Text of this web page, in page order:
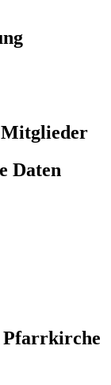
Daten
Pfarrkirche